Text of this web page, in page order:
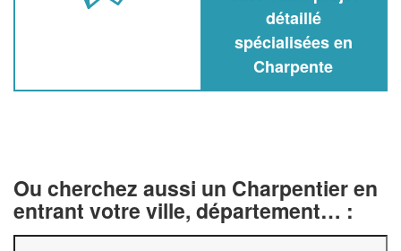
détaillé
spécialisées en
Charpente
Ou cherchez aussi un Charpentier en
entrant votre ville, département… :